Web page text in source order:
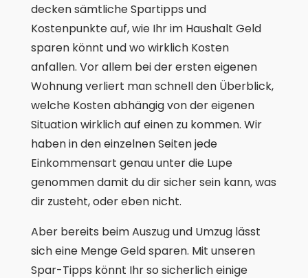
decken sämtliche Spartipps und
Kostenpunkte auf, wie Ihr im Haushalt Geld
sparen könnt und wo wirklich Kosten
anfallen. Vor allem bei der ersten eigenen
Wohnung verliert man schnell den Überblick,
welche Kosten abhängig von der eigenen
Situation wirklich auf einen zu kommen. Wir
haben in den einzelnen Seiten jede
Einkommensart genau unter die Lupe
genommen damit du dir sicher sein kann, was
dir zusteht, oder eben nicht.
Aber bereits beim Auszug und Umzug lässt
sich eine Menge Geld sparen. Mit unseren
Spar-Tipps könnt Ihr so sicherlich einige